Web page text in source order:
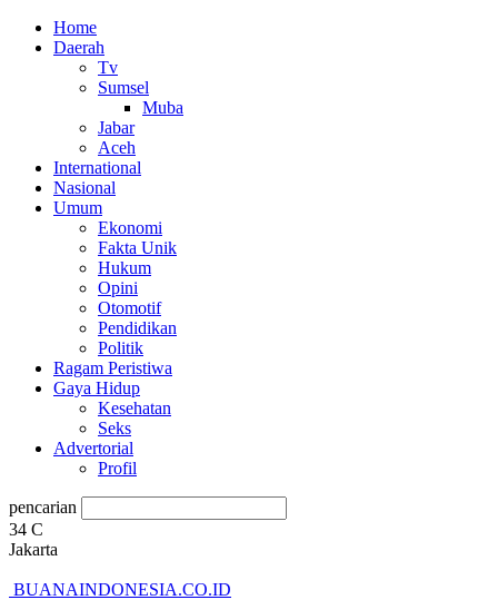
Home
Daerah
Tv
Sumsel
Muba
Jabar
Aceh
International
Nasional
Umum
Ekonomi
Fakta Unik
Hukum
Opini
Otomotif
Pendidikan
Politik
Ragam Peristiwa
Gaya Hidup
Kesehatan
Seks
Advertorial
Profil
pencarian
34 C
Jakarta
BUANAINDONESIA.CO.ID